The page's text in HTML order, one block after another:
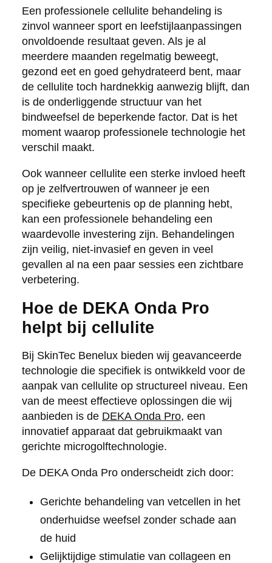
Een professionele cellulite behandeling is
zinvol wanneer sport en leefstijlaanpassingen
onvoldoende resultaat geven. Als je al
meerdere maanden regelmatig beweegt,
gezond eet en goed gehydrateerd bent, maar
de cellulite toch hardnekkig aanwezig blijft, dan
is de onderliggende structuur van het
bindweefsel de beperkende factor. Dat is het
moment waarop professionele technologie het
verschil maakt.
Ook wanneer cellulite een sterke invloed heeft
op je zelfvertrouwen of wanneer je een
specifieke gebeurtenis op de planning hebt,
kan een professionele behandeling een
waardevolle investering zijn. Behandelingen
zijn veilig, niet-invasief en geven in veel
gevallen al na een paar sessies een zichtbare
verbetering.
Hoe de DEKA Onda Pro
helpt bij cellulite
Bij SkinTec Benelux bieden wij geavanceerde
technologie die specifiek is ontwikkeld voor de
aanpak van cellulite op structureel niveau. Een
van de meest effectieve oplossingen die wij
aanbieden is de DEKA Onda Pro, een
innovatief apparaat dat gebruikmaakt van
gerichte microgolftechnologie.
De DEKA Onda Pro onderscheidt zich door:
Gerichte behandeling van vetcellen in het
onderhuidse weefsel zonder schade aan
de huid
Gelijktijdige stimulatie van collageen en